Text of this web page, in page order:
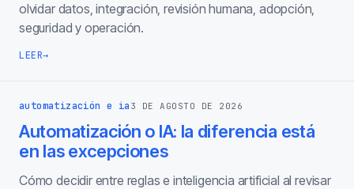
olvidar datos, integración, revisión humana, adopción,
seguridad y operación.
LEER→
automatización e ia 3 DE AGOSTO DE 2026
Automatización o IA: la diferencia está
en las excepciones
Cómo decidir entre reglas e inteligencia artificial al revisar